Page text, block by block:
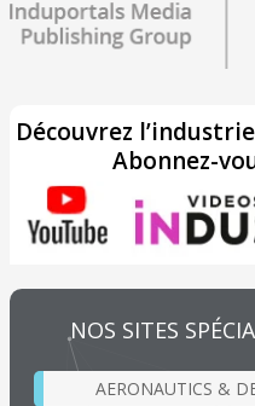
Découvrez
Abonnez-
NOS SITES
AERONAUTICS &